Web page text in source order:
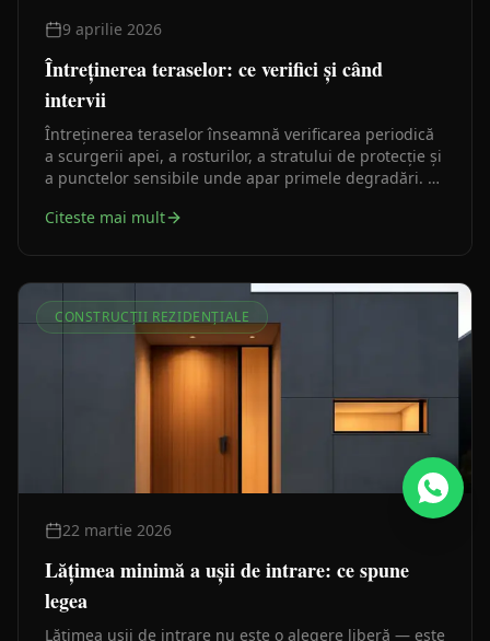
9 aprilie 2026
Întreținerea teraselor: ce verifici și când
intervii
Întreținerea teraselor înseamnă verificarea periodică
a scurgerii apei, a rosturilor, a stratului de protecție și
a punctelor sensibile unde apar primele degradări. O
făcute la timp, înainte ca umezeala și ciclurile
Citeste mai mult
CONSTRUCȚII REZIDENȚIALE
22 martie 2026
Lățimea minimă a ușii de intrare: ce spune
legea
Lățimea ușii de intrare nu este o alegere liberă — este